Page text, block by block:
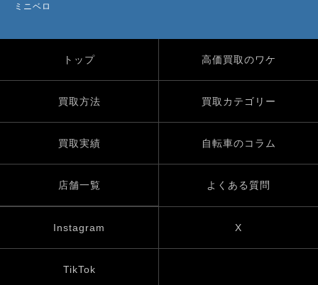
ミニベロ
トップ 高価買取のワケ
買取方法 買取カテゴリー
買取実績 自転車のコラム
店舗一覧 よくある質問
Instagram X
TikTok